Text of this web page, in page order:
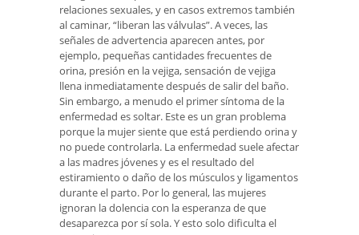
relaciones sexuales, y en casos extremos también
al caminar, “liberan las válvulas”. A veces, las
señales de advertencia aparecen antes, por
ejemplo, pequeñas cantidades frecuentes de
orina, presión en la vejiga, sensación de vejiga
llena inmediatamente después de salir del baño.
Sin embargo, a menudo el primer síntoma de la
enfermedad es soltar. Este es un gran problema
porque la mujer siente que está perdiendo orina y
no puede controlarla. La enfermedad suele afectar
a las madres jóvenes y es el resultado del
estiramiento o daño de los músculos y ligamentos
durante el parto. Por lo general, las mujeres
ignoran la dolencia con la esperanza de que
desaparezca por sí sola. Y esto solo dificulta el